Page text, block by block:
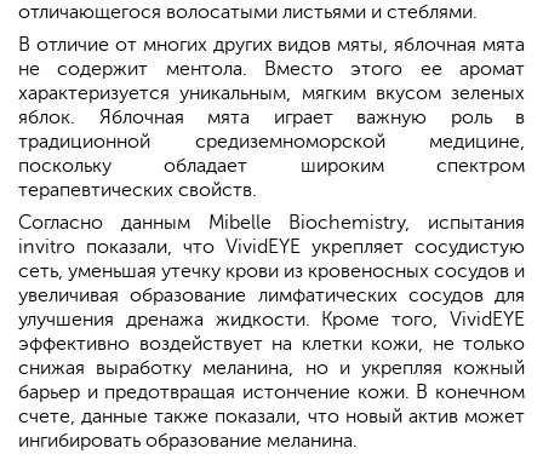
отличающегося волосатыми листьями и стеблями.
В отличие от многих других видов мяты, яблочная мята
не содержит ментола. Вместо этого ее аромат
характеризуется уникальным, мягким вкусом зеленых
яблок. Яблочная мята играет важную роль в
традиционной средиземноморской медицине,
поскольку обладает широким спектром
терапевтических свойств.
Согласно данным Mibelle Biochemistry, испытания
invitro показали, что VividEYE укрепляет сосудистую
сеть, уменьшая утечку крови из кровеносных сосудов и
увеличивая образование лимфатических сосудов для
улучшения дренажа жидкости. Кроме того, VividEYE
эффективно воздействует на клетки кожи, не только
снижая выработку меланина, но и укрепляя кожный
барьер и предотвращая истончение кожи. В конечном
счете, данные также показали, что новый актив может
ингибировать образование меланина.